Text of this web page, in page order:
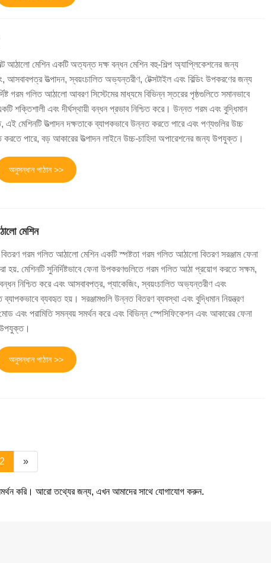
আঠালো মেশিন একটি অত্যন্ত দক্ষ বন্ধন মেশিন বহু-শিল্প অ্যাপ্লিকেশনের জন্য
আসবাবপত্র উত্পাদন, স্বয়ংচালিত অভ্যন্তরীণ, টেক্সটাইল এবং বিল্ডিং উপকরণের জন্য
গরম গলিত আঠালো আবরণ সিস্টেমের মাধ্যমে বিভিন্ন স্তরের পৃষ্ঠগুলিতে সমানভাবে
শক্তিশালী এবং দীর্ঘস্থায়ী বন্ধন প্রভাব নিশ্চিত করে। উন্নত গরম এবং বুদ্ধিমান
এই মেশিনটি উত্পাদন দক্ষতাকে ব্যাপকভাবে উন্নত করতে পারে এবং পণ্যগুলির উচ্চ
করতে পারে, বড় আকারের উত্পাদন লাইনে উচ্চ-চাহিদা অপারেশনের জন্য উপযুক্ত।
অনুসন্ধান পাঠান >>
মেশিন
গরম গলিত আঠালো মেশিন একটি স্পষ্টতা গরম গলিত আঠালো বিতরণ সরঞ্জাম ফেনা
হয়. মেশিনটি সুনির্দিষ্টভাবে ফেনা উপকরণগুলিতে গরম গলিত আঠা প্রয়োগ করতে সক্ষম,
নিশ্চিত করে এবং আসবাবপত্র, প্যাকেজিং, স্বয়ংচালিত অভ্যন্তরীণ এবং
ব্যাপকভাবে ব্যবহৃত হয়। সরঞ্জামগুলি উন্নত বিতরণ ব্যবস্থা এবং বুদ্ধিমান নিয়ন্ত্রণ
এবং পরামিতি সমন্বয় সমর্থন করে এবং বিভিন্ন স্পেসিফিকেশন এবং আকারের ফেনা
উপযুক্ত।
অনুসন্ধান পাঠান >>
2 »
সমর্থন করি। আরো তথ্যের জন্য, এখন আমাদের সাথে যোগাযোগ করুন.